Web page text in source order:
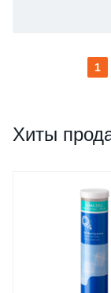
1
Хиты